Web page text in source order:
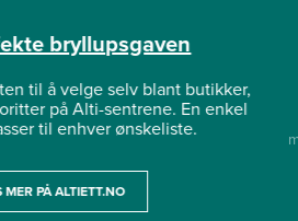
bryllupsgaven
til å velge selv blant butikker,
på Alti-sentrene. En enkel
til enhver ønskeliste.
MER PÅ ALTIETT.NO